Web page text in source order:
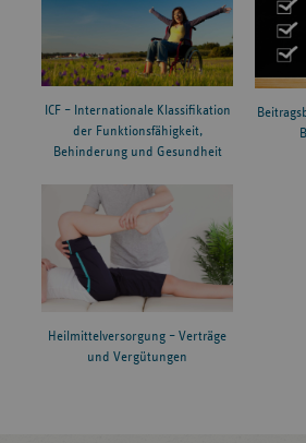
ICF – Internationale Klassifikation
der Funktionsfähigkeit,
Behinderung und Gesundheit
Heilmittelversorgung – Verträge
und Vergütungen